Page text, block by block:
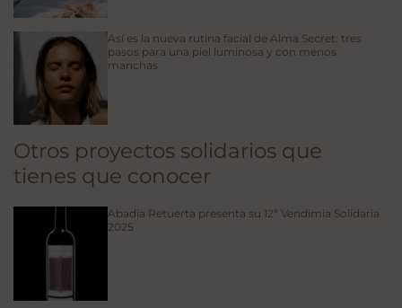
Así es la nueva rutina facial de Alma Secret: tres
pasos para una piel luminosa y con menos
manchas
Otros proyectos solidarios que
tienes que conocer
Abadía Retuerta presenta su 12ª Vendimia Solidaria
2025